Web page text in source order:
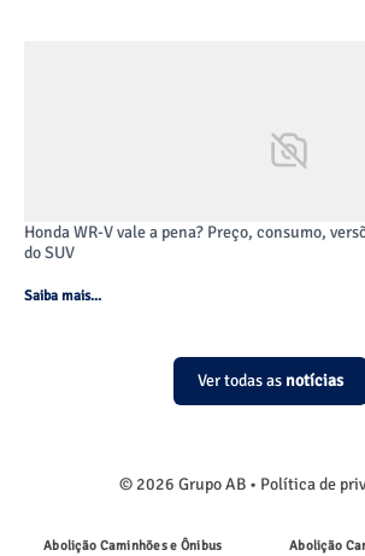
Honda WR-V vale a pena? Preço, consumo,
do SUV
Saiba mais...
Ver todas as notícias
© 2026 Grupo AB • Política de
Abolição Caminhões e Ônibus Abolição